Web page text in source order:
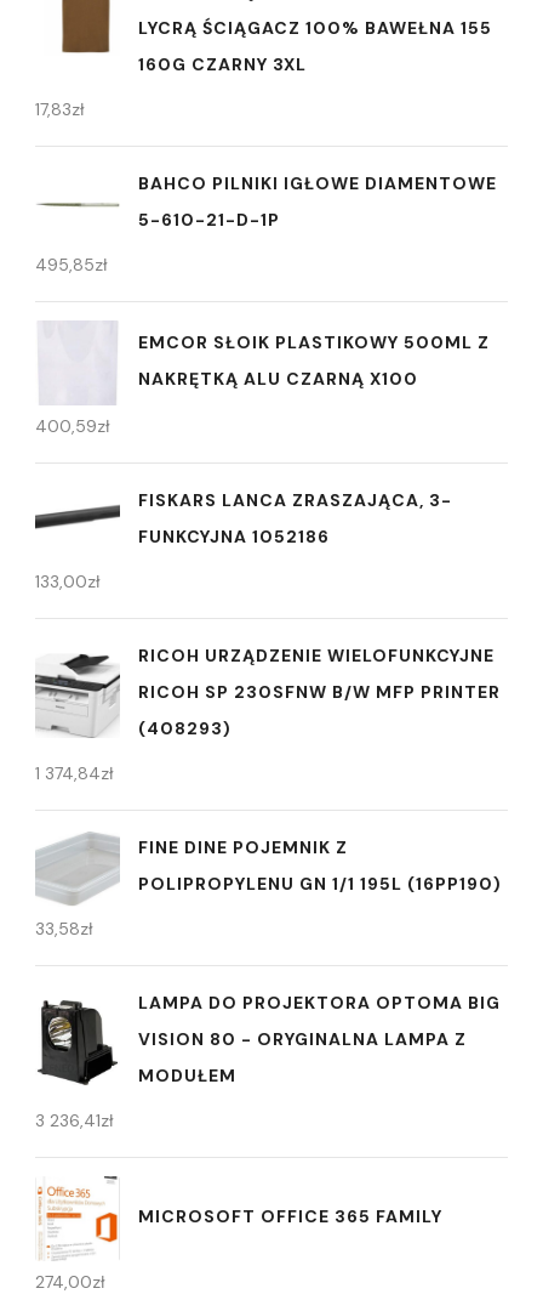
LYCRĄ ŚCIĄGACZ 100% BAWEŁNA 155
160G CZARNY 3XL
17,83zł
BAHCO PILNIKI IGŁOWE DIAMENTOWE
5-610-21-D-1P
495,85zł
EMCOR SŁOIK PLASTIKOWY 500ML Z
NAKRĘTKĄ ALU CZARNĄ X100
400,59zł
FISKARS LANCA ZRASZAJĄCA, 3-
FUNKCYJNA 1052186
133,00zł
RICOH URZĄDZENIE WIELOFUNKCYJNE
RICOH SP 230SFNW B/W MFP PRINTER
(408293)
1 374,84zł
FINE DINE POJEMNIK Z
POLIPROPYLENU GN 1/1 195L (16PP190)
33,58zł
LAMPA DO PROJEKTORA OPTOMA BIG
VISION 80 - ORYGINALNA LAMPA Z
MODUŁEM
3 236,41zł
MICROSOFT OFFICE 365 FAMILY
274,00zł